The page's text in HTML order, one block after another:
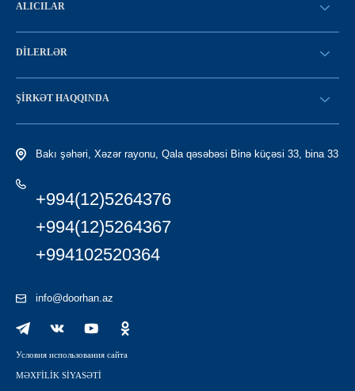
ALICILAR
SİFARİŞ VERİN
DILERLƏR
SATICI OLMAQ
LC-yə giriş
ŞIRKƏT HAQQINDA
Tariximiz
Bakı şəhəri, Xəzər rayonu, Qala qəsəbəsi Binə küçəsi 33, bina 33
+994(12)5264376
+994(12)5264367
+994102520364
info@doorhan.az
Условия использования сайта
MƏXFİLİK SİYASƏTİ